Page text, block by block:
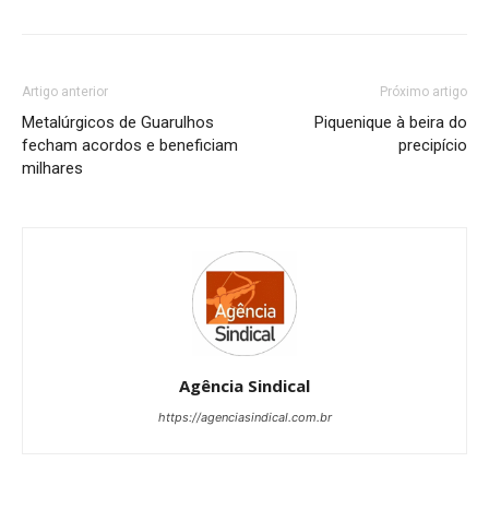
Artigo anterior
Metalúrgicos de Guarulhos
fecham acordos e beneficiam
milhares
Próximo artigo
Piquenique à beira do
precipício
Agência Sindical
https://agenciasindical.com.br